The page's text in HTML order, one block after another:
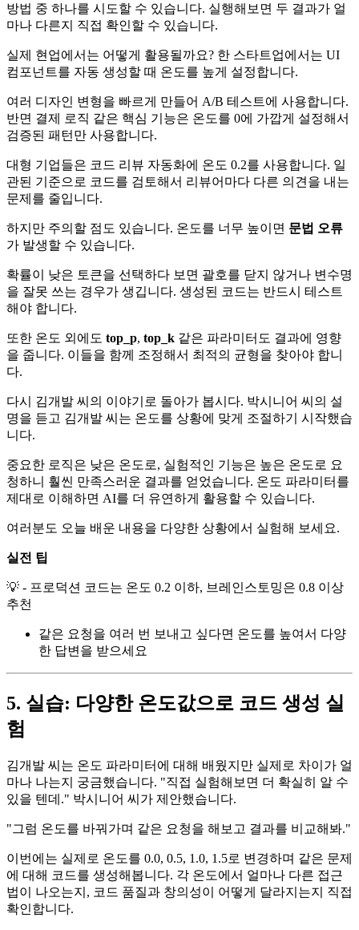
방법 중 하나를 시도할 수 있습니다. 실행해보면 두 결과가 얼
마나 다른지 직접 확인할 수 있습니다.
실제 현업에서는 어떻게 활용될까요? 한 스타트업에서는 UI
컴포넌트를 자동 생성할 때 온도를 높게 설정합니다.
여러 디자인 변형을 빠르게 만들어 A/B 테스트에 사용합니다.
반면 결제 로직 같은 핵심 기능은 온도를 0에 가깝게 설정해서
검증된 패턴만 사용합니다.
대형 기업들은 코드 리뷰 자동화에 온도 0.2를 사용합니다. 일
관된 기준으로 코드를 검토해서 리뷰어마다 다른 의견을 내는
문제를 줄입니다.
하지만 주의할 점도 있습니다. 온도를 너무 높이면 문법 오류
가 발생할 수 있습니다.
확률이 낮은 토큰을 선택하다 보면 괄호를 닫지 않거나 변수명
을 잘못 쓰는 경우가 생깁니다. 생성된 코드는 반드시 테스트
해야 합니다.
또한 온도 외에도 top_p, top_k 같은 파라미터도 결과에 영향
을 줍니다. 이들을 함께 조정해서 최적의 균형을 찾아야 합니
다.
다시 김개발 씨의 이야기로 돌아가 봅시다. 박시니어 씨의 설
명을 듣고 김개발 씨는 온도를 상황에 맞게 조절하기 시작했습
니다.
중요한 로직은 낮은 온도로, 실험적인 기능은 높은 온도로 요
청하니 훨씬 만족스러운 결과를 얻었습니다. 온도 파라미터를
제대로 이해하면 AI를 더 유연하게 활용할 수 있습니다.
여러분도 오늘 배운 내용을 다양한 상황에서 실험해 보세요.
실전 팁
💡 - 프로덕션 코드는 온도 0.2 이하, 브레인스토밍은 0.8 이상
추천
같은 요청을 여러 번 보내고 싶다면 온도를 높여서 다양
한 답변을 받으세요
5. 실습: 다양한 온도값으로 코드 생성 실
험
김개발 씨는 온도 파라미터에 대해 배웠지만 실제로 차이가 얼
마나 나는지 궁금했습니다. "직접 실험해보면 더 확실히 알 수
있을 텐데." 박시니어 씨가 제안했습니다.
"그럼 온도를 바꿔가며 같은 요청을 해보고 결과를 비교해봐."
이번에는 실제로 온도를 0.0, 0.5, 1.0, 1.5로 변경하며 같은 문제
에 대해 코드를 생성해봅니다. 각 온도에서 얼마나 다른 접근
법이 나오는지, 코드 품질과 창의성이 어떻게 달라지는지 직접
확인합니다.